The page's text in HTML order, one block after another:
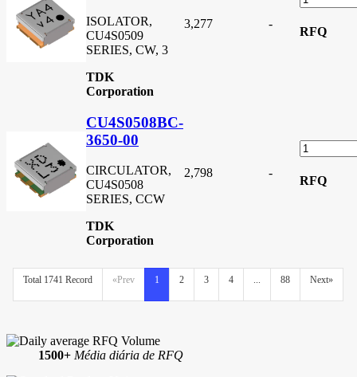
ISOLATOR,
CU4S0509
SERIES, CW, 3
TDK
Corporation
3,277 -
RFQ
CU4S0508BC-
3650-00
CIRCULATOR,
CU4S0508
SERIES, CCW
TDK
Corporation
2,798 -
RFQ
Total 1741 Record «Prev 1 2 3 4 ... 88 Next»
1500+ Média diária de RFQ